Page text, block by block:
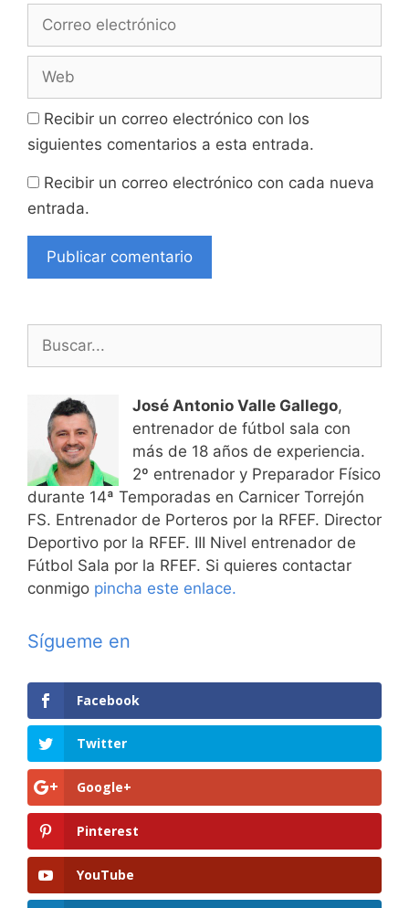
electrónico
Recibir un correo electrónico con los
siguientes comentarios a esta entrada.
Recibir un correo electrónico con cada nueva
entrada.
José Antonio Valle Gallego,
entrenador de fútbol sala con
más de 18 años de experiencia.
2º entrenador y Preparador Físico
durante 14ª Temporadas en Carnicer Torrejón
FS. Entrenador de Porteros por la RFEF. Director
Deportivo por la RFEF. III Nivel entrenador de
Fútbol Sala por la RFEF. Si quieres contactar
conmigo pincha este enlace.
Sígueme en
Facebook
Twitter
Google+
Pinterest
YouTube